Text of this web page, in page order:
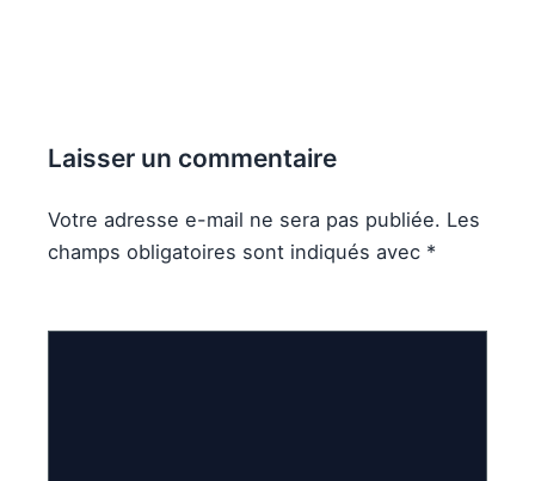
Laisser un commentaire
Votre adresse e-mail ne sera pas publiée. Les
champs obligatoires sont indiqués avec *